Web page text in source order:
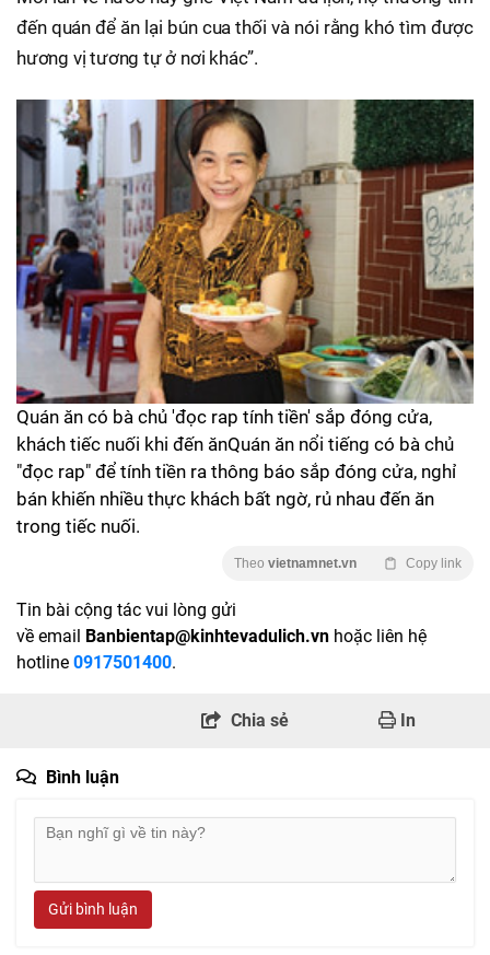
đến quán để ăn lại bún cua thối và nói rằng khó tìm được
hương vị tương tự ở nơi khác”.
Quán ăn có bà chủ 'đọc rap tính tiền' sắp đóng cửa,
khách tiếc nuối khi đến ănQuán ăn nổi tiếng có bà chủ
"đọc rap" để tính tiền ra thông báo sắp đóng cửa, nghỉ
bán khiến nhiều thực khách bất ngờ, rủ nhau đến ăn
trong tiếc nuối.
Theo vietnamnet.vn Copy link
Tin bài cộng tác vui lòng gửi
về email Banbientap@kinhtevadulich.vn hoặc liên hệ
hotline 0917501400.
Chia sẻ In
Bình luận
Gửi bình luận